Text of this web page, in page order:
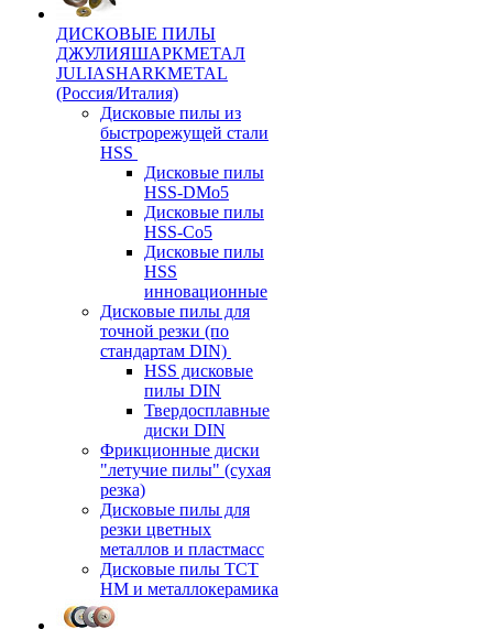
ДИСКОВЫЕ ПИЛЫ
ДЖУЛИЯШАРКМЕТАЛ
JULIASHARKMETAL
(Россия/Италия)
Дисковые пилы из
быстрорежущей стали
HSS
Дисковые пилы
HSS-DMo5
Дисковые пилы
HSS-Co5
Дисковые пилы
HSS
инновационные
Дисковые пилы для
точной резки (по
стандартам DIN)
HSS дисковые
пилы DIN
Твердосплавные
диски DIN
Фрикционные диски
"летучие пилы" (сухая
резка)
Дисковые пилы для
резки цветных
металлов и пластмасс
Дисковые пилы ТСТ
НМ и металлокерамика